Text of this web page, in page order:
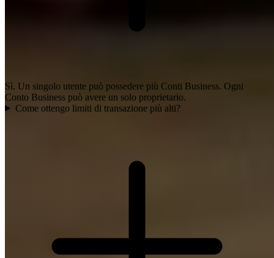
Sì. Un singolo utente può possedere più Conti Business. Ogni
Conto Business può avere un solo proprietario.
Come ottengo limiti di transazione più alti?